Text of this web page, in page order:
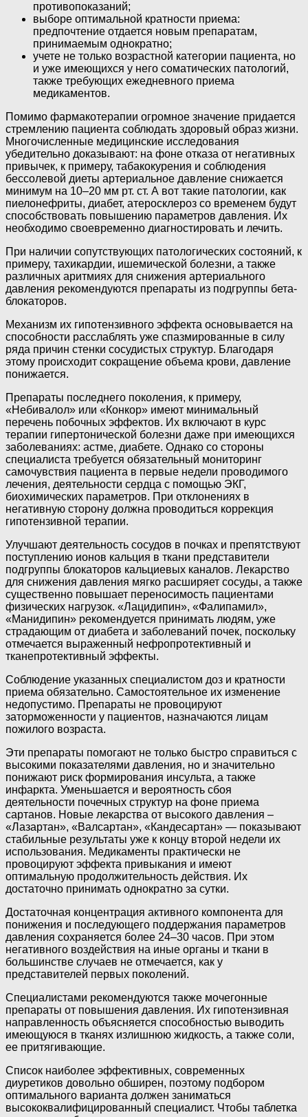
противопоказаний;
выборе оптимальной кратности приема:
предпочтение отдается новым препаратам,
принимаемым однократно;
учете не только возрастной категории пациента, но
и уже имеющихся у него соматических патологий,
также требующих ежедневного приема
медикаментов.
Помимо фармакотерапии огромное значение придается
стремлению пациента соблюдать здоровый образ жизни.
Многочисленные медицинские исследования
убедительно доказывают: на фоне отказа от негативных
привычек, к примеру, табакокурения и соблюдения
бессолевой диеты артериальное давление снижается
минимум на 10–20 мм рт. ст. А вот такие патологии, как
пиелонефриты, диабет, атеросклероз со временем будут
способствовать повышению параметров давления. Их
необходимо своевременно диагностировать и лечить.
При наличии сопутствующих патологических состояний, к
примеру, тахикардии, ишемической болезни, а также
различных аритмиях для снижения артериального
давления рекомендуются препараты из подгруппы бета-
блокаторов.
Механизм их гипотензивного эффекта основывается на
способности расслаблять уже спазмированные в силу
ряда причин стенки сосудистых структур. Благодаря
этому происходит сокращение объема крови, давление
понижается.
Препараты последнего поколения, к примеру,
«Небивалол» или «Конкор» имеют минимальный
перечень побочных эффектов. Их включают в курс
терапии гипертонической болезни даже при имеющихся
заболеваниях: астме, диабете. Однако со стороны
специалиста требуется обязательный мониторинг
самочувствия пациента в первые недели проводимого
лечения, деятельности сердца с помощью ЭКГ,
биохимических параметров. При отклонениях в
негативную сторону должна проводиться коррекция
гипотензивной терапии.
Улучшают деятельность сосудов в почках и препятствуют
поступлению ионов кальция в ткани представители
подгруппы блокаторов кальциевых каналов. Лекарство
для снижения давления мягко расширяет сосуды, а также
существенно повышает переносимость пациентами
физических нагрузок. «Лацидипин», «Фалипамил»,
«Манидипин» рекомендуется принимать людям, уже
страдающим от диабета и заболеваний почек, поскольку
отмечается выраженный нефропротективный и
тканепротективный эффекты.
Соблюдение указанных специалистом доз и кратности
приема обязательно. Самостоятельное их изменение
недопустимо. Препараты не провоцируют
заторможенности у пациентов, назначаются лицам
пожилого возраста.
Эти препараты помогают не только быстро справиться с
высокими показателями давления, но и значительно
понижают риск формирования инсульта, а также
инфаркта. Уменьшается и вероятность сбоя
деятельности почечных структур на фоне приема
сартанов. Новые лекарства от высокого давления –
«Лазартан», «Валсартан», «Кандесартан» — показывают
стабильные результаты уже к концу второй недели их
использования. Медикаменты практически не
провоцируют эффекта привыкания и имеют
оптимальную продолжительность действия. Их
достаточно принимать однократно за сутки.
Достаточная концентрация активного компонента для
понижения и последующего поддержания параметров
давления сохраняется более 24–30 часов. При этом
негативного воздействия на иные органы и ткани в
большинстве случаев не отмечается, как у
представителей первых поколений.
Специалистами рекомендуются также мочегонные
препараты от повышения давления. Их гипотензивная
направленность объясняется способностью выводить
имеющуюся в тканях излишнюю жидкость, а также соли,
ее притягивающие.
Список наиболее эффективных, современных
диуретиков довольно обширен, поэтому подбором
оптимального варианта должен заниматься
высококвалифицированный специалист. Чтобы таблетка